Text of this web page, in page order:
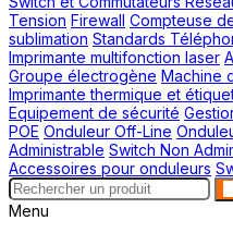
Tension Firewall Compteuse
sublimation Standards
Imprimante multifonction laser
Groupe électrogène Machine
Imprimante thermique et
Equipement de sécurité
POE Onduleur Off-Line
Administrable Switch Non
Accessoires pour onduleurs
Menu